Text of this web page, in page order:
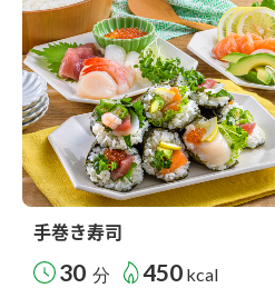
手巻き寿司
30 分 450 kcal